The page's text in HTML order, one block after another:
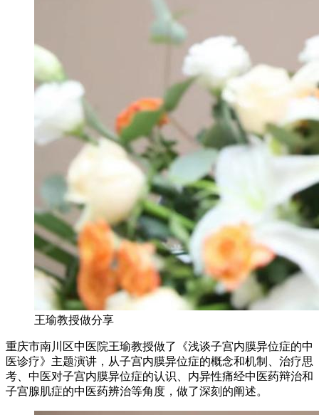
王瑜教授做分享
重庆市南川区中医院王瑜教授做了《浅谈子宫内膜异位症的中
医诊疗》主题演讲，从子宫内膜异位症的概念和机制、治疗思
考、中医对子宫内膜异位症的认识、内异性痛经中医药辩治和
子宫腺肌症的中医药辨治等角度，做了深刻的阐述。